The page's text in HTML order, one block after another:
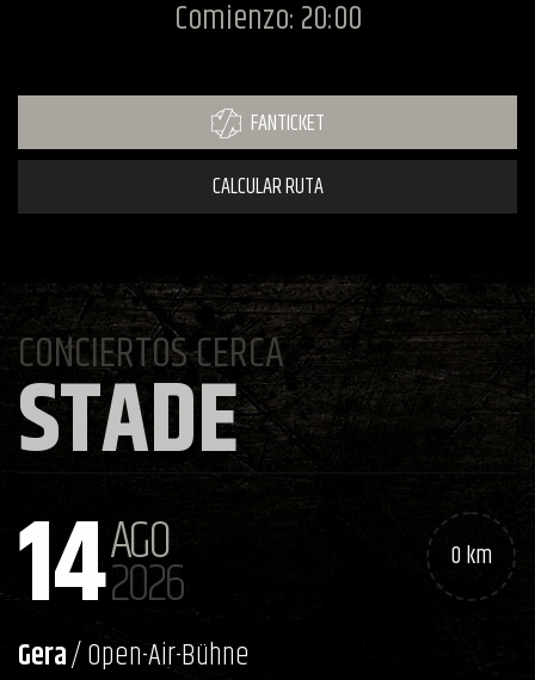
Comienzo: 20:00
FANTICKET
CALCULAR RUTA
CONCIERTOS CERCA
STADE
14AGO
2026 0 km
Gera/ Open-Air-Bühne